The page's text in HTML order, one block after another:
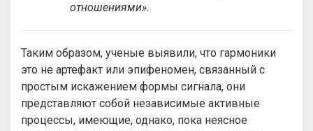
отношениями».
Таким образом, ученые выявили, что гармоники
это не артефакт или эпифеномен, связанный с
простым искажением формы сигнала, они
представляют собой независимые активные
процессы, имеющие, однако, пока неясное